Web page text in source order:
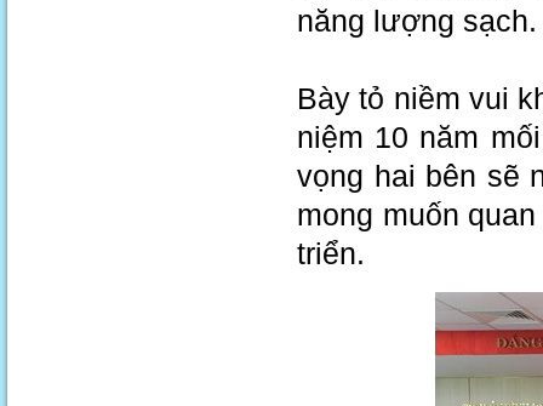
năng lượng sạch.
Bày tỏ niềm vui
niệm 10 năm
vọng hai bên sẽ
mong muốn
triển.